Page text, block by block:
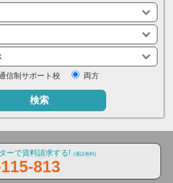
信制サポート校 両方
検索
ーで資料請求する! (通話無料)
813